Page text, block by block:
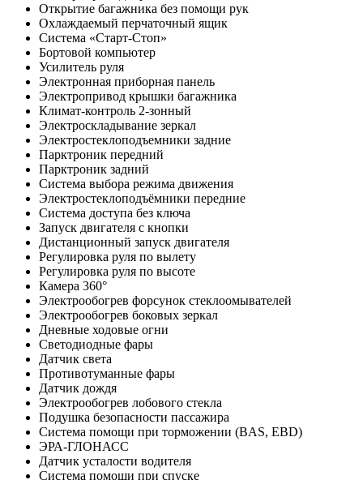
Открытие багажника без помощи рук
Охлаждаемый перчаточный ящик
Система «Старт-Стоп»
Бортовой компьютер
Усилитель руля
Электронная приборная панель
Электропривод крышки багажника
Климат-контроль 2-зонный
Электроскладывание зеркал
Электростеклоподъемники задние
Парктроник передний
Парктроник задний
Система выбора режима движения
Электростеклоподъёмники передние
Система доступа без ключа
Запуск двигателя с кнопки
Дистанционный запуск двигателя
Регулировка руля по вылету
Регулировка руля по высоте
Камера 360°
Электрообогрев форсунок стеклоомывателей
Электрообогрев боковых зеркал
Дневные ходовые огни
Светодиодные фары
Датчик света
Противотуманные фары
Датчик дождя
Электрообогрев лобового стекла
Подушка безопасности пассажира
Система помощи при торможении (BAS, EBD)
ЭРА-ГЛОНАСС
Датчик усталости водителя
Система помощи при спуске